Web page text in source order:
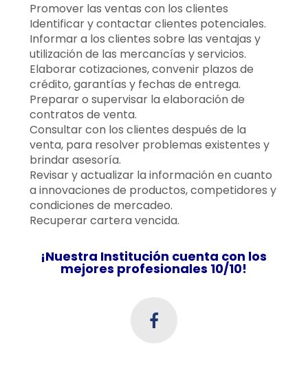
Promover las ventas con los clientes
Identificar y contactar clientes potenciales.
Informar a los clientes sobre las ventajas y
utilización de las mercancías y servicios.
Elaborar cotizaciones, convenir plazos de
crédito, garantías y fechas de entrega.
Preparar o supervisar la elaboración de
contratos de venta.
Consultar con los clientes después de la
venta, para resolver problemas existentes y
brindar asesoría.
Revisar y actualizar la información en cuanto
a innovaciones de productos, competidores y
condiciones de mercadeo.
Recuperar cartera vencida.
¡Nuestra Institución cuenta con los
mejores profesionales 10/10!